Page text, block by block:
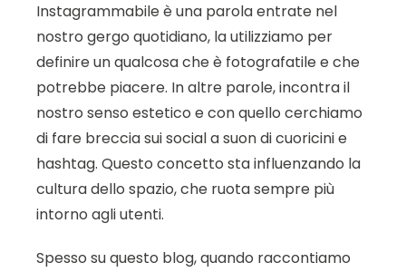
Instagrammabile è una parola entrate nel
nostro gergo quotidiano, la utilizziamo per
definire un qualcosa che è fotografatile e che
potrebbe piacere. In altre parole, incontra il
nostro senso estetico e con quello cerchiamo
di fare breccia sui social a suon di cuoricini e
hashtag. Questo concetto sta influenzando la
cultura dello spazio, che ruota sempre più
intorno agli utenti.
Spesso su questo blog, quando raccontiamo